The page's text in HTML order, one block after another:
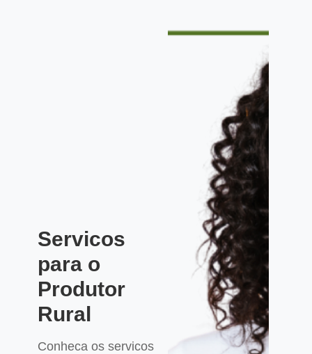
Servicos
para o
Produtor
Rural
Conheca os servicos